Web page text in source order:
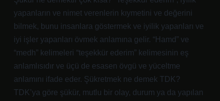
yapanların ve nimet verenlerin kıymetini ve değerini
bilmek, bunu insanlara göstermek ve iyilik yapanları ve
iyi işler yapanları övmek anlamına gelir. “Hamd” ve
“medh” kelimeleri “teşekkür ederim” kelimesinin eş
anlamlısıdır ve üçü de esasen övgü ve yüceltme
anlamını ifade eder. Şükretmek ne demek TDK?
TDK’ya göre şükür, mutlu bir olay, durum ya da yapılan